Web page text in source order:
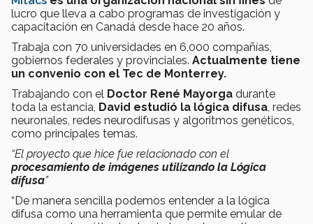
lucro que lleva a cabo programas de investigación y
capacitación en Canadá desde hace 20 años.
Trabaja con 70 universidades en 6,000 compañías,
gobiernos federales y provinciales. Actualmente tiene
un convenio con el Tec de Monterrey.
Trabajando con el Doctor René Mayorga durante
toda la estancia, David estudió la lógica difusa , redes
neuronales, redes neurodifusas y algoritmos genéticos,
como principales temas.
“El proyecto que hice fue relacionado con el
procesamiento de imágenes utilizando la Lógica
difusa”
“De manera sencilla podemos entender a la lógica
difusa como una herramienta que permite emular de